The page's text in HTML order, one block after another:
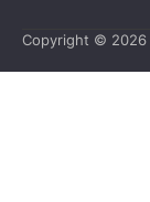
Copyright © 2026